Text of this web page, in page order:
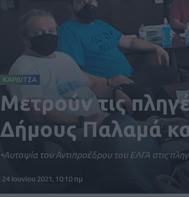
ΚΑΡΔΙΤΣΑ
Μετρούν τις
Δήμους Παλαμά
•Αυτοψία του Αντιπροέδρου του ΕΛΓΑ στις
24 Ιουνίου 2021, 10:10 πμ